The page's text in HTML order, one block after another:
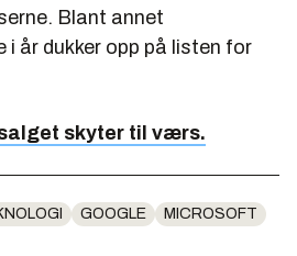
Blant annet
i år dukker opp på listen for
skyter til værs.
GOOGLE
MICROSOFT